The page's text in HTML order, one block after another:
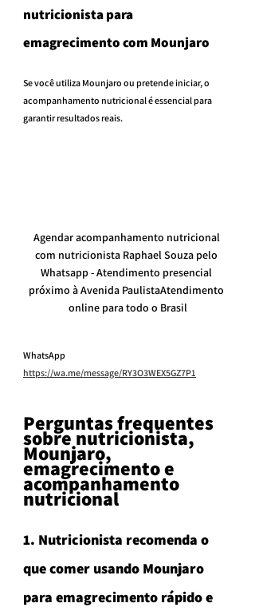
nutricionista para
emagrecimento com Mounjaro
Se você utiliza Mounjaro ou pretende iniciar, o
acompanhamento nutricional é essencial para
garantir resultados reais.
Agendar acompanhamento nutricional
com nutricionista Raphael Souza pelo
Whatsapp - Atendimento presencial
próximo à Avenida PaulistaAtendimento
online para todo o Brasil
WhatsApp
https://wa.me/message/RY3O3WEX5GZ7P1
Perguntas frequentes
sobre nutricionista,
Mounjaro,
emagrecimento e
acompanhamento
nutricional
1. Nutricionista recomenda o
que comer usando Mounjaro
para emagrecimento rápido e